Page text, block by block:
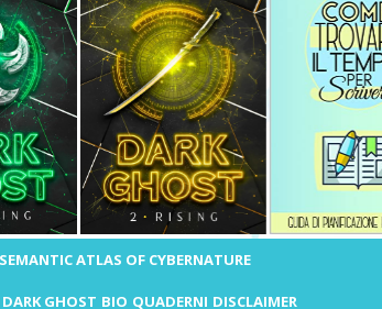
ATLAS OF CYBERNATURE
DARK GHOST BIO QUADERNI DISCLAIMER